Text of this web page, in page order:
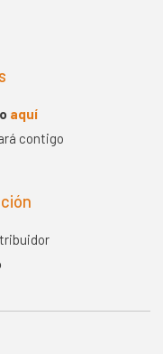
aquí
contigo